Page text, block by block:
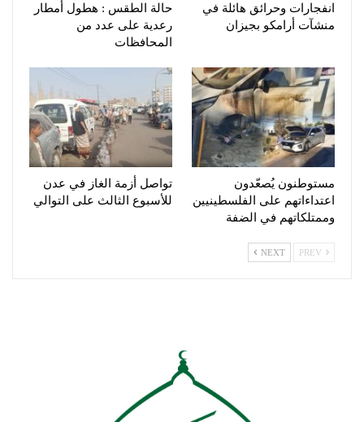
انفجارات وحرائق هائلة في
منشآت أرامكو بجيزان
حالة الطقس : هطول أمطار
رعدية على عدد من
المحافظات
مستوطنون يُصعّدون
اعتداءاتهم على الفلسطينيين
وممتلكاتهم في الضفة
تواصل أزمة الغاز في عدن
للأسبوع الثالث على التوالي
NEXT